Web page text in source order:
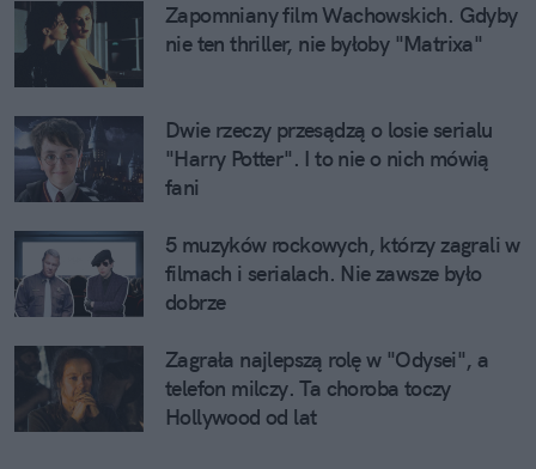
Zapomniany film Wachowskich. Gdyby
nie ten thriller, nie byłoby "Matrixa"
Dwie rzeczy przesądzą o losie serialu
"Harry Potter". I to nie o nich mówią
fani
5 muzyków rockowych, którzy zagrali w
filmach i serialach. Nie zawsze było
dobrze
Zagrała najlepszą rolę w "Odysei", a
telefon milczy. Ta choroba toczy
Hollywood od lat